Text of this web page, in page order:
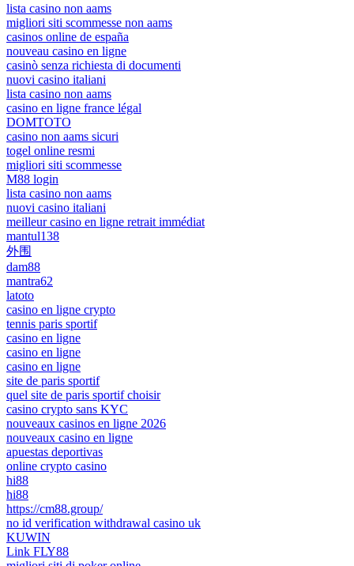
lista casino non aams
migliori siti scommesse non aams
casinos online de españa
nouveau casino en ligne
casinò senza richiesta di documenti
nuovi casino italiani
lista casino non aams
casino en ligne france légal
DOMTOTO
casino non aams sicuri
togel online resmi
migliori siti scommesse
M88 login
lista casino non aams
nuovi casino italiani
meilleur casino en ligne retrait immédiat
mantul138
外围
dam88
mantra62
latoto
casino en ligne crypto
tennis paris sportif
casino en ligne
casino en ligne
casino en ligne
site de paris sportif
quel site de paris sportif choisir
casino crypto sans KYC
nouveaux casinos en ligne 2026
nouveaux casino en ligne
apuestas deportivas
online crypto casino
hi88
hi88
https://cm88.group/
no id verification withdrawal casino uk
KUWIN
Link FLY88